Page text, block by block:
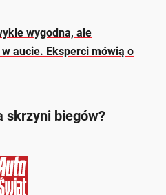
wygodna, ale
aucie. Eksperci mówią o
skrzyni biegów?